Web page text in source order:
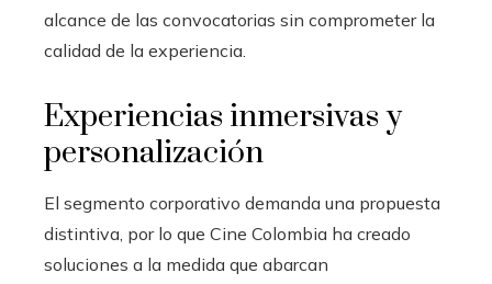
alcance de las convocatorias sin comprometer la
calidad de la experiencia.
Experiencias inmersivas y
personalización
El segmento corporativo demanda una propuesta
distintiva, por lo que Cine Colombia ha creado
soluciones a la medida que abarcan